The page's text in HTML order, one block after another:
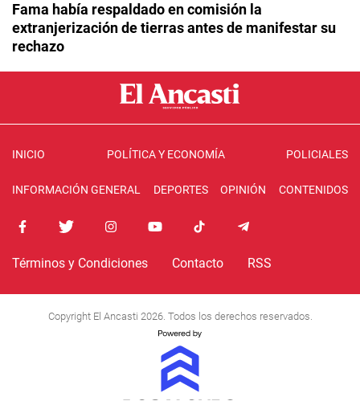
Fama había respaldado en comisión la
extranjerización de tierras antes de manifestar su
rechazo
INICIO POLÍTICA Y ECONOMÍA POLICIALES
INFORMACIÓN GENERAL DEPORTES OPINIÓN CONTENIDOS
Términos y Condiciones Contacto RSS
Copyright El Ancasti 2026. Todos los derechos reservados.